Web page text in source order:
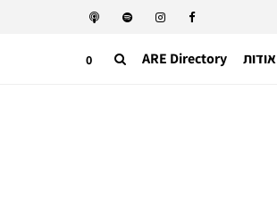
אודות ARE Directory
0